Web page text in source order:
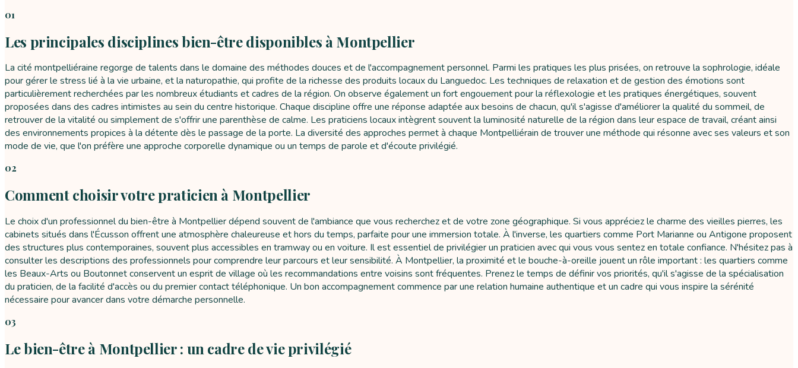
01
Les principales disciplines bien-être disponibles à Montpellier
La cité montpelliéraine regorge de talents dans le domaine des méthodes douces et de l'accompagnement personnel. Parmi les pratiques les plus prisées, on retrouve la sophrologie, idéale
pour gérer le stress lié à la vie urbaine, et la naturopathie, qui profite de la richesse des produits locaux du Languedoc. Les techniques de relaxation et de gestion des émotions sont
particulièrement recherchées par les nombreux étudiants et cadres de la région. On observe également un fort engouement pour la réflexologie et les pratiques énergétiques, souvent
proposées dans des cadres intimistes au sein du centre historique. Chaque discipline offre une réponse adaptée aux besoins de chacun, qu'il s'agisse d'améliorer la qualité du sommeil, de
retrouver de la vitalité ou simplement de s'offrir une parenthèse de calme. Les praticiens locaux intègrent souvent la luminosité naturelle de la région dans leur espace de travail, créant ainsi
des environnements propices à la détente dès le passage de la porte. La diversité des approches permet à chaque Montpelliérain de trouver une méthode qui résonne avec ses valeurs et son
mode de vie, que l'on préfère une approche corporelle dynamique ou un temps de parole et d'écoute privilégié.
02
Comment choisir votre praticien à Montpellier
Le choix d'un professionnel du bien-être à Montpellier dépend souvent de l'ambiance que vous recherchez et de votre zone géographique. Si vous appréciez le charme des vieilles pierres, les
cabinets situés dans l'Écusson offrent une atmosphère chaleureuse et hors du temps, parfaite pour une immersion totale. À l'inverse, les quartiers comme Port Marianne ou Antigone proposent
des structures plus contemporaines, souvent plus accessibles en tramway ou en voiture. Il est essentiel de privilégier un praticien avec qui vous vous sentez en totale confiance. N'hésitez pas à
consulter les descriptions des professionnels pour comprendre leur parcours et leur sensibilité. À Montpellier, la proximité et le bouche-à-oreille jouent un rôle important : les quartiers comme
les Beaux-Arts ou Boutonnet conservent un esprit de village où les recommandations entre voisins sont fréquentes. Prenez le temps de définir vos priorités, qu'il s'agisse de la spécialisation
du praticien, de la facilité d'accès ou du premier contact téléphonique. Un bon accompagnement commence par une relation humaine authentique et un cadre qui vous inspire la sérénité
nécessaire pour avancer dans votre démarche personnelle.
03
Le bien-être à Montpellier : un cadre de vie privilégié